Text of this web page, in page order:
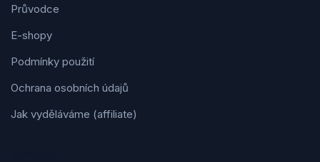
Průvodce
E-shopy
Podmínky použití
Ochrana osobních údajů
Jak vyděláváme (affiliate)